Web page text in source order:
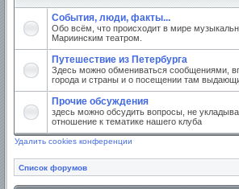
События, люди, факты...
Обо всём, что происходит в мире
Мариинским театром.
Путешествие из Петербурга
Здесь можно обмениваться сообщениями,
города и страны и о посещении там
Прочие обсуждения
здесь можно обсудить вопросы, не
отношение к тематике нашего клуба
Удалить cookies конференции
Список форумов